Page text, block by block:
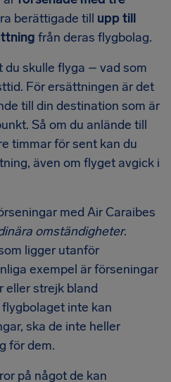
berättigade till upp till
från deras flygbolag.
du skulle flyga – vad som
För ersättningen är det
till din destination som är
Så om du anlände till
timmar för sent kan du
även om flyget avgick i
med Air Caraibes
omständigheter.
ligger utanför
exempel är förseningar
eller strejk bland
inte kan
ska de inte heller
för dem.
på något de kan